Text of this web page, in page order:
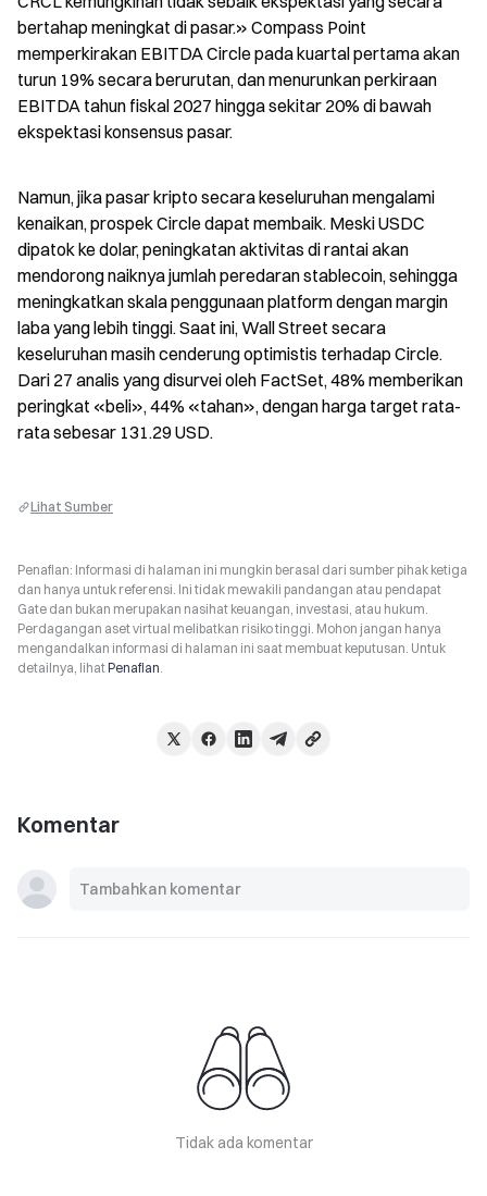
bertahap meningkat di pasar.» Compass Point
memperkirakan EBITDA Circle pada kuartal pertama akan
turun 19% secara berurutan, dan menurunkan perkiraan
EBITDA tahun fiskal 2027 hingga sekitar 20% di bawah
ekspektasi konsensus pasar.
Namun, jika pasar kripto secara keseluruhan mengalami
kenaikan, prospek Circle dapat membaik. Meski USDC
dipatok ke dolar, peningkatan aktivitas di rantai akan
mendorong naiknya jumlah peredaran stablecoin, sehingga
meningkatkan skala penggunaan platform dengan margin
laba yang lebih tinggi. Saat ini, Wall Street secara
keseluruhan masih cenderung optimistis terhadap Circle.
Dari 27 analis yang disurvei oleh FactSet, 48% memberikan
peringkat «beli», 44% «tahan», dengan harga target rata-
rata sebesar 131.29 USD.
Lihat Sumber
Penafian: Informasi di halaman ini mungkin berasal dari sumber pihak ketiga
dan hanya untuk referensi. Ini tidak mewakili pandangan atau pendapat
Gate dan bukan merupakan nasihat keuangan, investasi, atau hukum.
Perdagangan aset virtual melibatkan risiko tinggi. Mohon jangan hanya
mengandalkan informasi di halaman ini saat membuat keputusan. Untuk
detailnya, lihatPenafian.
Komentar
Tidak ada komentar